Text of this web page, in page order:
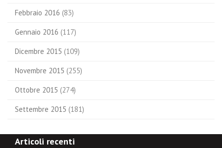
Febbraio 2016 (83)
Gennaio 2016 (117)
Dicembre 2015 (109)
Novembre 2015 (255)
Ottobre 2015 (274)
Settembre 2015 (181)
Articoli recenti